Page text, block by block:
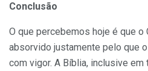
Conclusão
O que percebemos hoje é que
absorvido justamente pelo que
com vigor. A Bíblia, inclusive